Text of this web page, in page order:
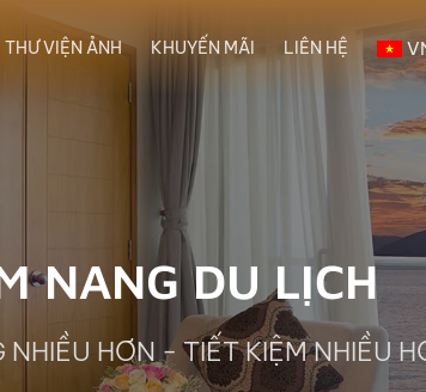
THƯ VIỆN ẢNH KHUYẾN MÃI LIÊN HỆ
NANG DU LỊCH
NHIỀU HƠN - TIẾT KIỆM NHIỀU